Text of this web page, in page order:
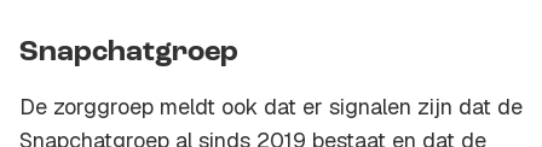
Snapchatgroep
De zorggroep meldt ook dat er signalen zijn dat de
Snapchatgroep al sinds 2019 bestaat en dat de